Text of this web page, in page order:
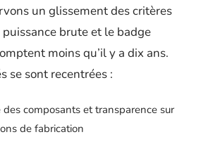
un glissement des critères
puissance brute et le badge
moins qu’il y a dix ans.
se sont recentrées :
des composants et transparence sur
de fabrication